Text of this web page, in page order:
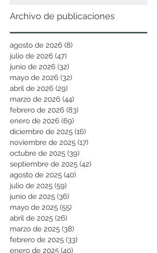
Archivo de publicaciones
agosto de 2026 (8)
julio de 2026 (47)
junio de 2026 (32)
mayo de 2026 (32)
abril de 2026 (29)
marzo de 2026 (44)
febrero de 2026 (83)
enero de 2026 (69)
diciembre de 2025 (16)
noviembre de 2025 (17)
octubre de 2025 (39)
septiembre de 2025 (42)
agosto de 2025 (40)
julio de 2025 (59)
junio de 2025 (36)
mayo de 2025 (55)
abril de 2025 (26)
marzo de 2025 (38)
febrero de 2025 (33)
enero de 2025 (40)